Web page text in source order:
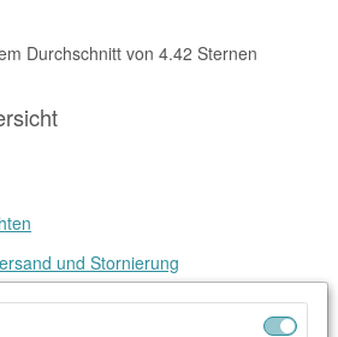
Durchschnitt von 4.42 Sternen
und Stornierung